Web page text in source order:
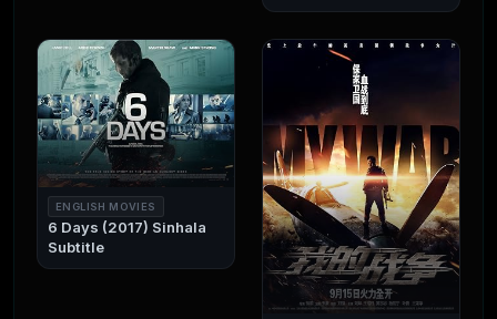
ENGLISH MOVIES
6 Days (2017) Sinhala
Subtitle